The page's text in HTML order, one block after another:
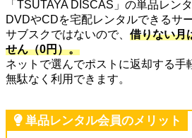
「TSUTAYA DISCAS」の単品レン
DVDやCDを宅配レンタルできるサ
サブスクではないので、 借りない月
せん（0円）。
ネットで選んでポストに返却する手
無駄なく利用できます。
単品レンタル会員のメリット